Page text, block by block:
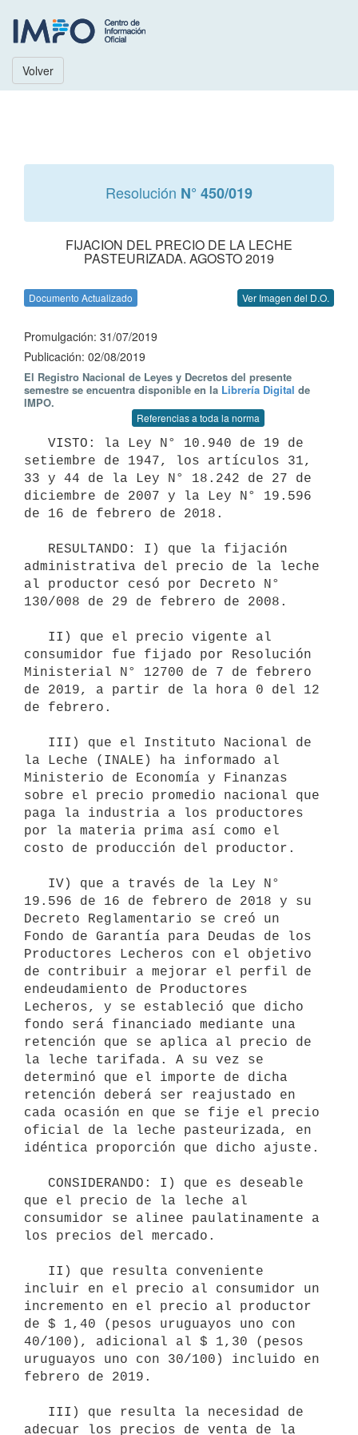
Volver
Resolución N° 450/019
FIJACION DEL PRECIO DE LA LECHE
PASTEURIZADA. AGOSTO 2019
Documento Actualizado Ver Imagen del D.O.
Promulgación: 31/07/2019
Publicación: 02/08/2019
El Registro Nacional de Leyes y Decretos del presente
semestre se encuentra disponible en la Librería Digital de
IMPO.
Referencias a toda la norma
setiembre de 1947, los artículos 31,
33 y 44 de la Ley N° 18.242 de 27 de
diciembre de 2007 y la Ley N° 19.596
de 16 de febrero de 2018.
administrativa del precio de la leche
al productor cesó por Decreto N°
130/008 de 29 de febrero de 2008.
consumidor fue fijado por Resolución
Ministerial N° 12700 de 7 de febrero
de 2019, a partir de la hora 0 del 12
de febrero.
la Leche (INALE) ha informado al
Ministerio de Economía y Finanzas
sobre el precio promedio nacional que
paga la industria a los productores
por la materia prima así como el
costo de producción del productor.
19.596 de 16 de febrero de 2018 y su
Decreto Reglamentario se creó un
Fondo de Garantía para Deudas de los
Productores Lecheros con el objetivo
de contribuir a mejorar el perfil de
endeudamiento de Productores
Lecheros, y se estableció que dicho
fondo será financiado mediante una
retención que se aplica al precio de
la leche tarifada. A su vez se
determinó que el importe de dicha
retención deberá ser reajustado en
cada ocasión en que se fije el precio
oficial de la leche pasteurizada, en
idéntica proporción que dicho ajuste.
que el precio de la leche al
consumidor se alinee paulatinamente a
los precios del mercado.
incluir en el precio al consumidor un
incremento en el precio al productor
de $ 1,40 (pesos uruguayos uno con
40/100), adicional al $ 1,30 (pesos
uruguayos uno con 30/100) incluido en
febrero de 2019.
adecuar los precios de venta de la